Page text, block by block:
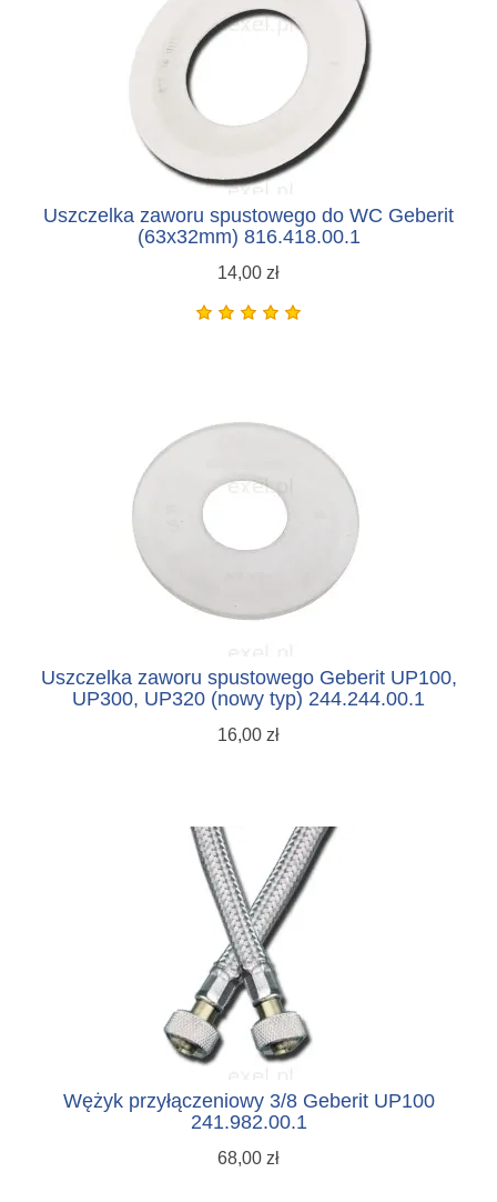
Uszczelka zaworu spustowego do WC Geberit
(63x32mm) 816.418.00.1
14,00 zł
Uszczelka zaworu spustowego Geberit UP100,
UP300, UP320 (nowy typ) 244.244.00.1
16,00 zł
Wężyk przyłączeniowy 3/8 Geberit UP100
241.982.00.1
68,00 zł